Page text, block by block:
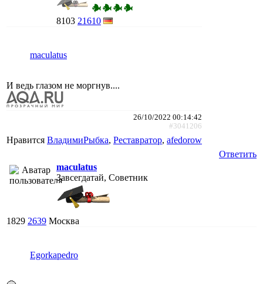
8103 21610
maculatus
И ведь глазом не моргнув....
26/10/2022 00:14:42
#3041206
Нравится ВладимиРыбка, Реставратор, afedorow
Ответить
maculatus
Завсегдатай, Советник
1829 2639 Москва
Egorkapedro